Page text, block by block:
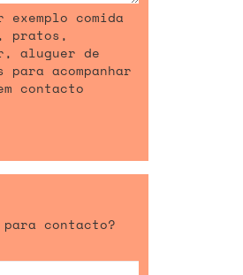
comida
pratos,
aluguer de
acompanhar
contacto
contacto?